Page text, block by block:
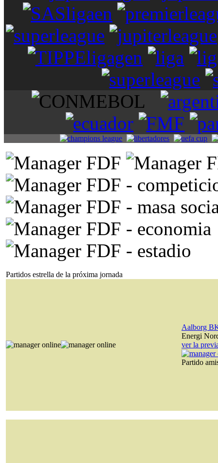
Partidos estrella de la próxima jornada
Aalborg
Energi
ver la
Partido